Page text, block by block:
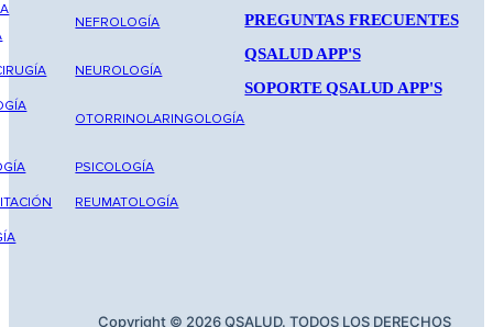
NEFROLOGÍA
NEUROLOGÍA
OTORRINOLARINGOLOGÍA
PSICOLOGÍA
REUMATOLOGÍA
PREGUNTAS FRECUENTES
QSALUD APP'S
SOPORTE QSALUD APP'S
Copyright © 2026 QSALUD. TODOS LOS DERECHOS